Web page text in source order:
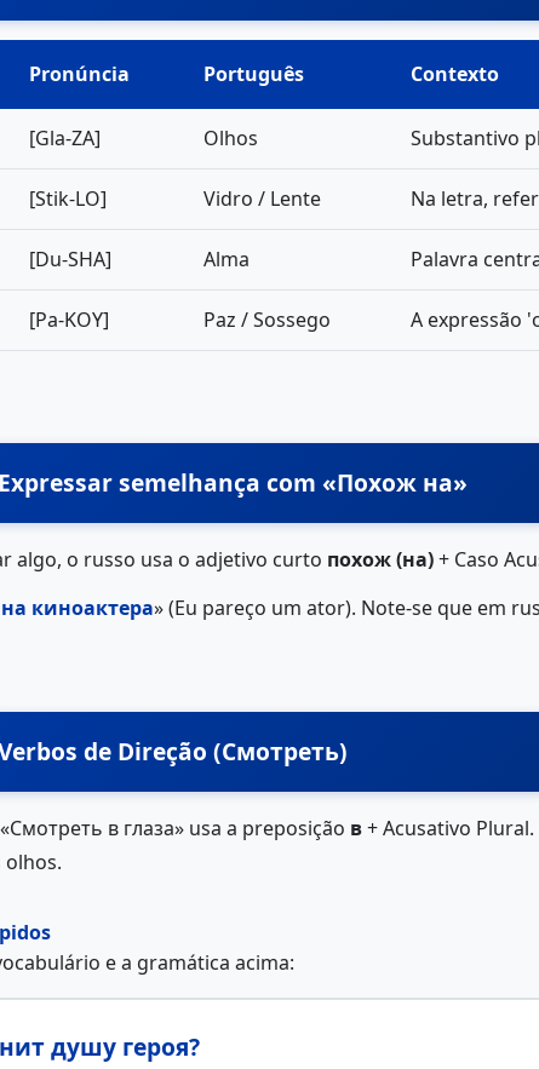
Pronúncia Português Contexto
[Gla-ZA] Olhos Substantivo
[Stik-LO] Vidro / Lente Na letra,
[Du-SHA] Alma Palavra
[Pa-KOY] Paz / Sossego A expressão
semelhança com «Похож на»
algo, o russo usa o adjetivo curto похож (на)+ Caso
на киноактера» (Eu pareço um ator). Note-se que em
de Direção (Смотреть)
в глаза» usa a preposição в+ Acusativo
olhos.
e a gramática acima:
душу героя?